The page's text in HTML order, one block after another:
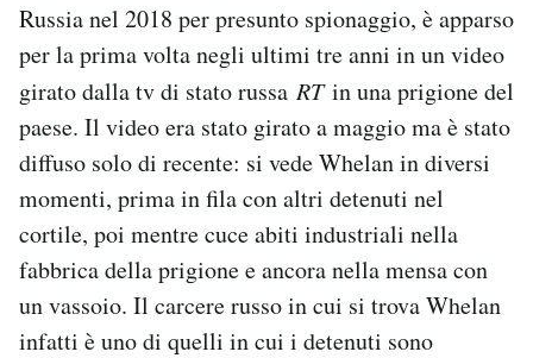
Area Personale
Newsletter
Notifiche mobile
Esci
Russia nel 2018 per presunto spionaggio, è apparso
per la prima volta negli ultimi tre anni in un video
girato dalla tv di stato russa RTin una prigione del
paese. Il video era stato girato a maggio ma è stato
diffuso solo di recente: si vede Whelan in diversi
momenti, prima in fila con altri detenuti nel
cortile, poi mentre cuce abiti industriali nella
fabbrica della prigione e ancora nella mensa con
un vassoio. Il carcere russo in cui si trova Whelan
infatti è uno di quelli in cui i detenuti sono